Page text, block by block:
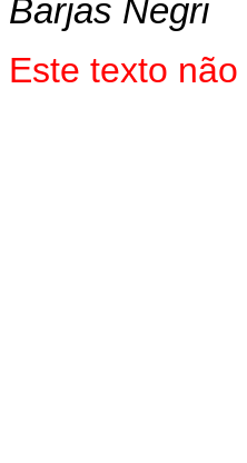
Barjas Negri
Este texto